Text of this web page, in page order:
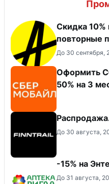
Скидка 10%
повторные
До 30 сентября,
Оформить
50% на 3
До 30 августа,
-15% на
До 31 августа,